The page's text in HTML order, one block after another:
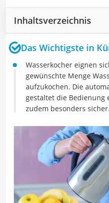
Inhaltsverzeichnis
Das Wichtigste in
Wasserkocher eignen
gewünschte Menge
aufzukochen. Die
gestaltet die Bedienung
zudem besonders sicher.